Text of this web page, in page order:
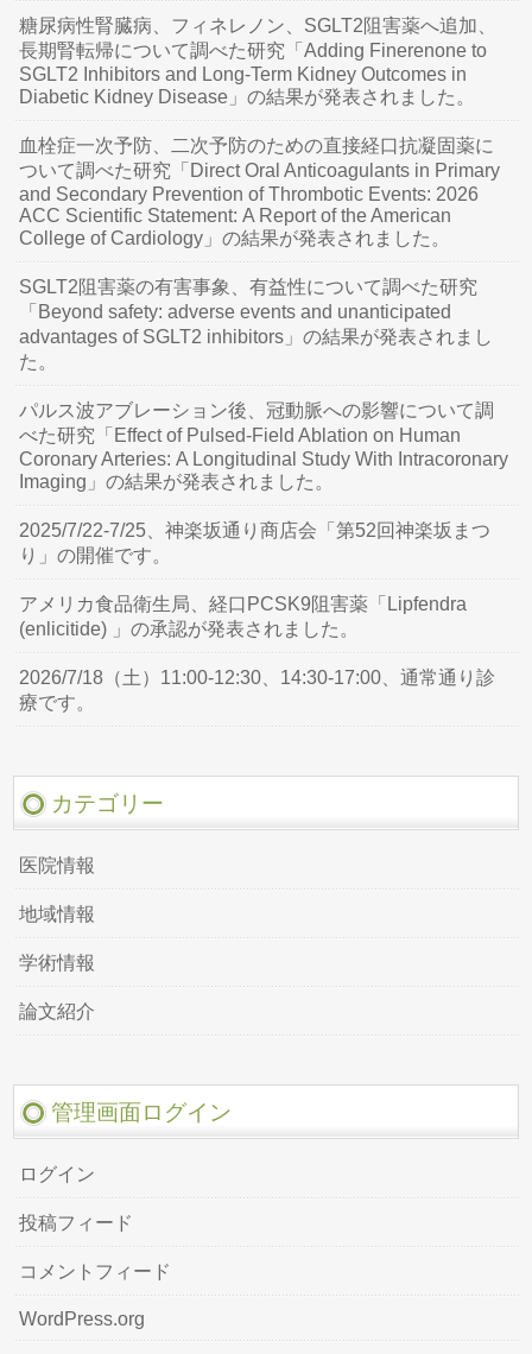
糖尿病性腎臓病、フィネレノン、SGLT2阻害薬へ追加、
長期腎転帰について調べた研究「Adding Finerenone to
SGLT2 Inhibitors and Long-Term Kidney Outcomes in
Diabetic Kidney Disease」の結果が発表されました。
血栓症一次予防、二次予防のための直接経口抗凝固薬に
ついて調べた研究「Direct Oral Anticoagulants in Primary
and Secondary Prevention of Thrombotic Events: 2026
ACC Scientific Statement: A Report of the American
College of Cardiology」の結果が発表されました。
SGLT2阻害薬の有害事象、有益性について調べた研究
「Beyond safety: adverse events and unanticipated
advantages of SGLT2 inhibitors」の結果が発表されまし
た。
パルス波アブレーション後、冠動脈への影響について調
べた研究「Effect of Pulsed-Field Ablation on Human
Coronary Arteries: A Longitudinal Study With Intracoronary
Imaging」の結果が発表されました。
2025/7/22-7/25、神楽坂通り商店会「第52回神楽坂まつ
り」の開催です。
アメリカ食品衛生局、経口PCSK9阻害薬「Lipfendra
(enlicitide) 」の承認が発表されました。
2026/7/18（土）11:00-12:30、14:30-17:00、通常通り診
療です。
カテゴリー
医院情報
地域情報
学術情報
論文紹介
管理画面ログイン
ログイン
投稿フィード
コメントフィード
WordPress.org